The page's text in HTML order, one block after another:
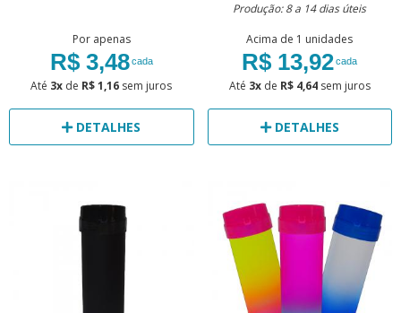
Por apenas
R$ 3,48cada
Até 3x de R$ 1,16 sem juros
DETALHES
Produção: 8 a 14 dias úteis
Acima de 1 unidades
R$ 13,92cada
Até 3xde R$ 4,64sem juros
DETALHES